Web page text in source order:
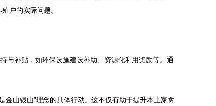
户的实际问题。
与补贴，如环保设施建设补助、资源化利用奖励等。通
金山银山”理念的具体行动。这不仅有助于提升本土家禽